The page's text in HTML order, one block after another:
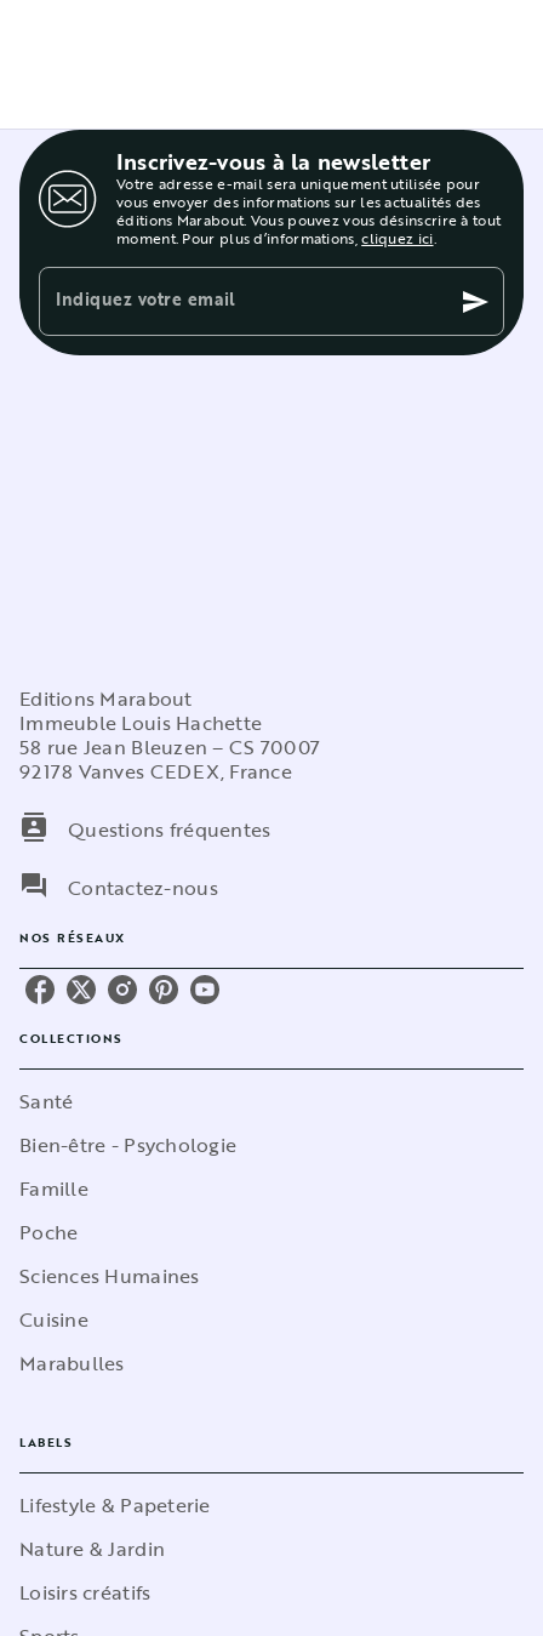
Inscrivez-vous à la newsletter
Votre adresse e-mail sera uniquement utilisée pour
vous envoyer des informations sur les actualités des
éditions Marabout. Vous pouvez vous désinscrire à tout
moment. Pour plus d’informations,cliquez ici.
Indiquez votre email send
Editions Marabout
Immeuble Louis Hachette
58 rue Jean Bleuzen – CS 70007
92178 Vanves CEDEX, France
contacts
Questions fréquentes
question_answer
Contactez-nous
NOS RÉSEAUX
COLLECTIONS
Santé
Bien-être - Psychologie
Famille
Poche
Sciences Humaines
Cuisine
Marabulles
LABELS
Lifestyle & Papeterie
Nature & Jardin
Loisirs créatifs